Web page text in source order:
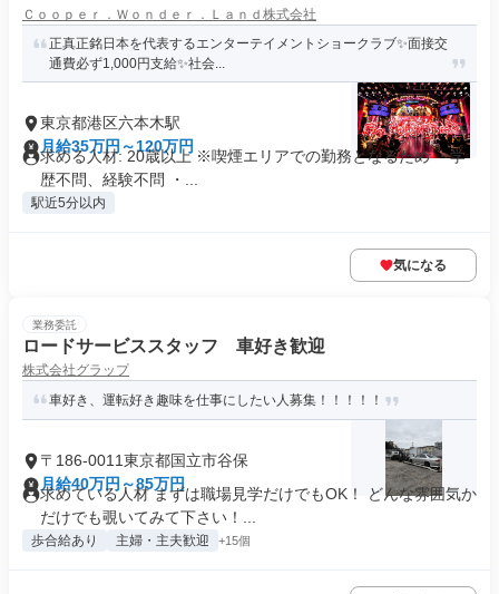
Ｃｏｏｐｅｒ．Ｗｏｎｄｅｒ．Ｌａｎｄ株式会社
正真正銘日本を代表するエンターテイメントショークラブ✨面接交
通費必ず1,000円支給✨社会...
東京都港区六本木駅
月給35万円～120万円
求める人材: 20歳以上 ※喫煙エリアでの勤務となるため ・学
歴不問、経験不問 ・...
駅近5分以内
気になる
業務委託
ロードサービススタッフ 車好き歓迎
株式会社グラップ
車好き、運転好き趣味を仕事にしたい人募集！！！！！
〒186-0011東京都国立市谷保
月給40万円～85万円
求めている人材 まずは職場見学だけでもOK！ どんな雰囲気か
だけでも覗いてみて下さい！...
歩合給あり 主婦・主夫歓迎 +15個